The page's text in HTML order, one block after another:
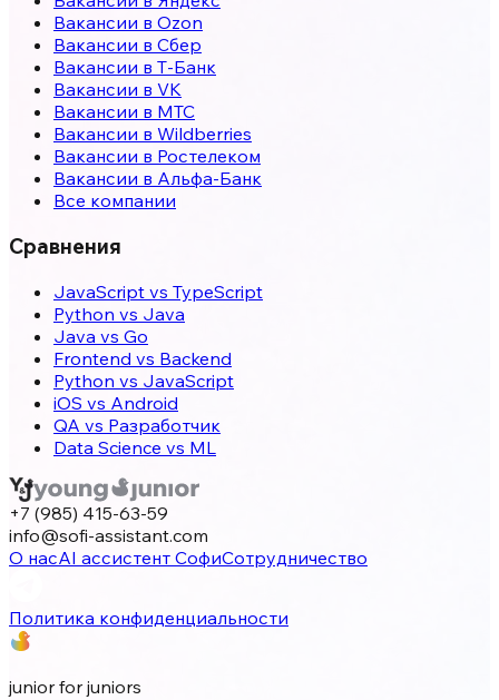
Вакансии в Ozon
Вакансии в Сбер
Вакансии в Т-Банк
Вакансии в VK
Вакансии в МТС
Вакансии в Wildberries
Вакансии в Ростелеком
Вакансии в Альфа-Банк
Все компании
Сравнения
JavaScript vs TypeScript
Python vs Java
Java vs Go
Frontend vs Backend
Python vs JavaScript
iOS vs Android
QA vs Разработчик
Data Science vs ML
+7 (985) 415-63-59
info@sofi-assistant.com
О насAI ассистент СофиСотрудничество
Политика конфиденциальности
junior for juniors